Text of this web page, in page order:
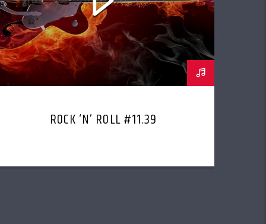
ROCK ‘N’ ROLL #11.39